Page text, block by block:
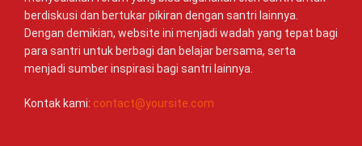
berdiskusi dan bertukar pikiran dengan santri lainnya.
Dengan demikian, website ini menjadi wadah yang tepat bagi
para santri untuk berbagi dan belajar bersama, serta
menjadi sumber inspirasi bagi santri lainnya.
Kontak kami: contact@yoursite.com